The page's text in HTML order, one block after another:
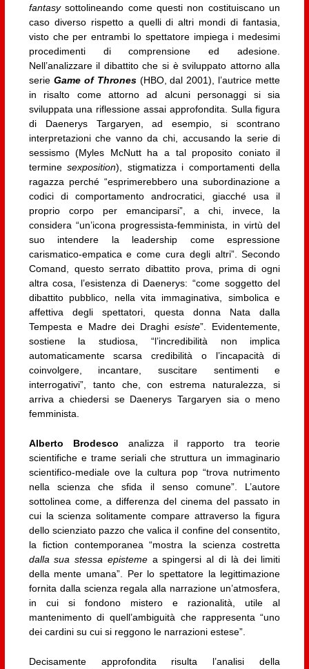
fantasysottolineando come questi non costituiscano un
caso diverso rispetto a quelli di altri mondi di fantasia,
visto che per entrambi lo spettatore impiega i medesimi
procedimenti di comprensione ed adesione.
Nell’analizzare il dibattito che si è sviluppato attorno alla
serie Game of Thrones(HBO, dal 2001), l’autrice mette
in risalto come attorno ad alcuni personaggi si sia
sviluppata una riflessione assai approfondita. Sulla figura
di Daenerys Targaryen, ad esempio, si scontrano
interpretazioni che vanno da chi, accusando la serie di
sessismo (Myles McNutt ha a tal proposito coniato il
terminesexposition), stigmatizza i comportamenti della
ragazza perché “esprimerebbero una subordinazione a
codici di comportamento androcratici, giacché usa il
proprio corpo per emanciparsi”, a chi, invece, la
considera “un’icona progressista-femminista, in virtù del
suo intendere la leadership come espressione
carismatico-empatica e come cura degli altri”. Secondo
Comand, questo serrato dibattito prova, prima di ogni
altra cosa, l’esistenza di Daenerys: “come soggetto del
dibattito pubblico, nella vita immaginativa, simbolica e
affettiva degli spettatori, questa donna Nata dalla
Tempesta e Madre dei Draghiesiste”. Evidentemente,
sostiene la studiosa, “l’incredibilità non implica
automaticamente scarsa credibilità o l’incapacità di
coinvolgere, incantare, suscitare sentimenti e
interrogativi”, tanto che, con estrema naturalezza, si
arriva a chiedersi se Daenerys Targaryen sia o meno
femminista.
Alberto Brodesco analizza il rapporto tra teorie
scientifiche e trame seriali che struttura un immaginario
scientifico-mediale ove la cultura pop “trova nutrimento
nella scienza che sfida il senso comune”. L’autore
sottolinea come, a differenza del cinema del passato in
cui la scienza solitamente compare attraverso la figura
dello scienziato pazzo che valica il confine del consentito,
la fiction contemporanea “mostra la scienza costretta
dalla sua stessa epistemea spingersi al di là dei limiti
della mente umana”. Per lo spettatore la legittimazione
fornita dalla scienza regala alla narrazione un’atmosfera,
in cui si fondono mistero e razionalità, utile al
mantenimento di quell’ambiguità che rappresenta “uno
dei cardini su cui si reggono le narrazioni estese”.
Decisamente approfondita risulta l’analisi della